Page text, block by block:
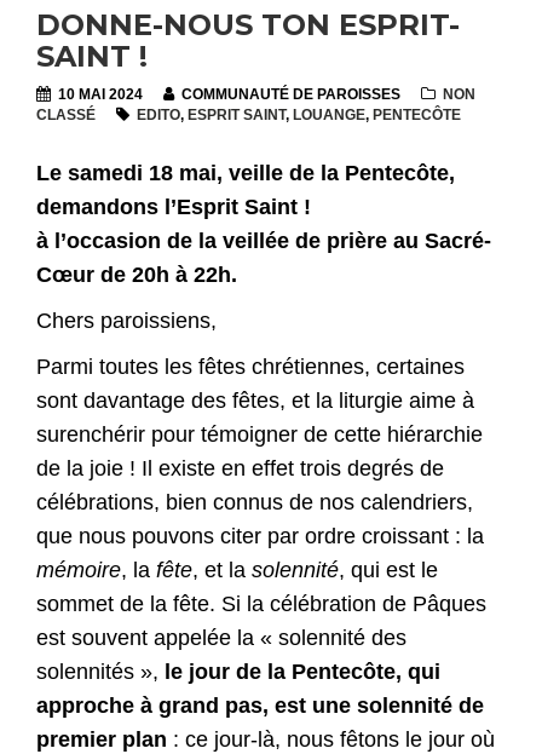
DONNE-NOUS TON ESPRIT-
SAINT !
10 MAI 2024 COMMUNAUTÉ DE PAROISSES
NON
CLASSÉ
EDITO, ESPRIT SAINT, LOUANGE, PENTECÔTE
Le samedi 18 mai, veille de la Pentecôte,
demandons l’Esprit Saint !
à l’occasion de la veillée de prière au Sacré-
Cœur de 20h à 22h.
Chers paroissiens,
Parmi toutes les fêtes chrétiennes, certaines
sont davantage des fêtes, et la liturgie aime à
surenchérir pour témoigner de cette hiérarchie
de la joie ! Il existe en effet trois degrés de
célébrations, bien connus de nos calendriers,
que nous pouvons citer par ordre croissant : la
mémoire, la fête, et la solennité, qui est le
sommet de la fête. Si la célébration de Pâques
est souvent appelée la « solennité des
solennités », le jour de la Pentecôte, qui
approche à grand pas, est une solennité de
premier plan : ce jour-là, nous fêtons le jour où